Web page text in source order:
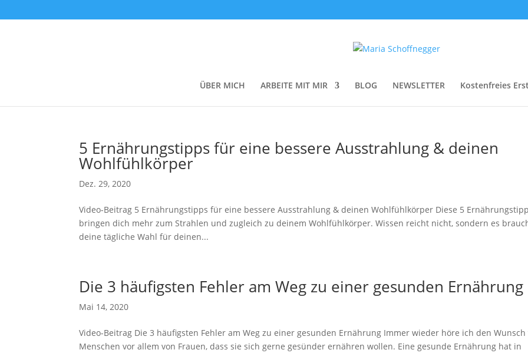
ÜBER MICH ARBEITE MIT MIR BLOG NEWSLETTER Kostenfreies
5 Ernährungstipps für eine bessere Ausstrahlung & deinen
Wohlfühlkörper
Dez. 29, 2020
Video-Beitrag 5 Ernährungstipps für eine bessere Ausstrahlung & deinen Wohlfühlkörper Diese 5
bringen dich mehr zum Strahlen und zugleich zu deinem Wohlfühlkörper. Wissen reicht nicht, sondern es
deine tägliche Wahl für deinen...
Die 3 häufigsten Fehler am Weg zu einer gesunden Ernährung
Mai 14, 2020
Video-Beitrag Die 3 häufigsten Fehler am Weg zu einer gesunden Ernährung Immer wieder höre ich den Wunsch
Menschen vor allem von Frauen, dass sie sich gerne gesünder ernähren wollen. Eine gesunde Ernährung hat in